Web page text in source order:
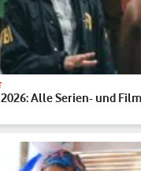
Alle Serien- und